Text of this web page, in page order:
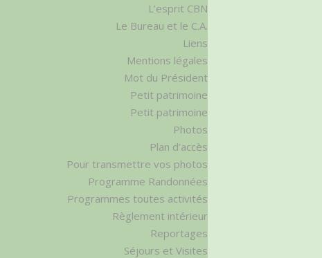
L’esprit CBN
Le Bureau et le C.A.
Liens
Mentions légales
Mot du Président
Petit patrimoine
Petit patrimoine
Photos
Plan d’accès
Pour transmettre vos photos
Programme Randonnées
Programmes toutes activités
Règlement intérieur
Reportages
Séjours et Visites